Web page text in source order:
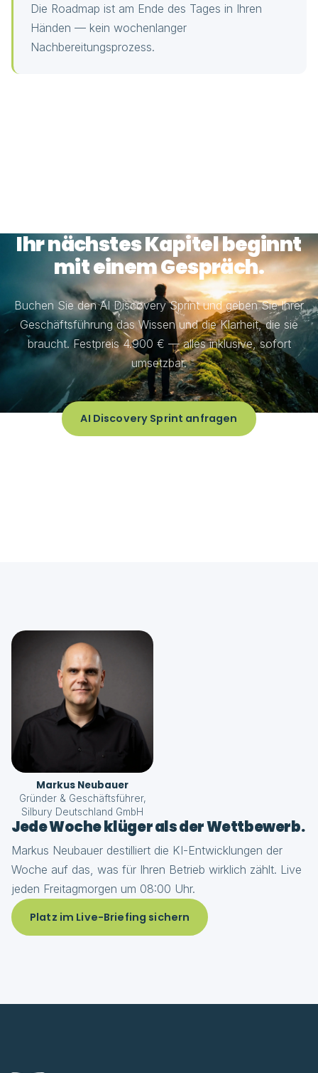
Die Roadmap ist am Ende des Tages in Ihren
Händen — kein wochenlanger
Nachbereitungsprozess.
Ihr nächstes Kapitel beginnt
mit einem Gespräch.
Buchen Sie den AI Discovery Sprint und geben Sie Ihrer
Geschäftsführung das Wissen und die Klarheit, die sie
braucht. Festpreis 4.900 € — alles inklusive, sofort
umsetzbar.
AI Discovery Sprint anfragen
Markus Neubauer
Gründer & Geschäftsführer,
Silbury Deutschland GmbH
Jede Woche klüger als der Wettbewerb.
Markus Neubauer destilliert die KI-Entwicklungen der
Woche auf das, was für Ihren Betrieb wirklich zählt. Live
jeden Freitagmorgen um 08:00 Uhr.
Platz im Live-Briefing sichern